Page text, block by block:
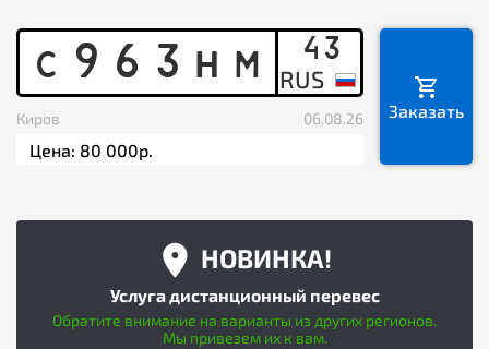
C 9 6 3 H M 43
Киров 06.08.26 Заказать
НОВИНКА!
Услуга дистанционный перевес
Обратите внимание на варианты из других регионов.
Мы привезем их к вам.